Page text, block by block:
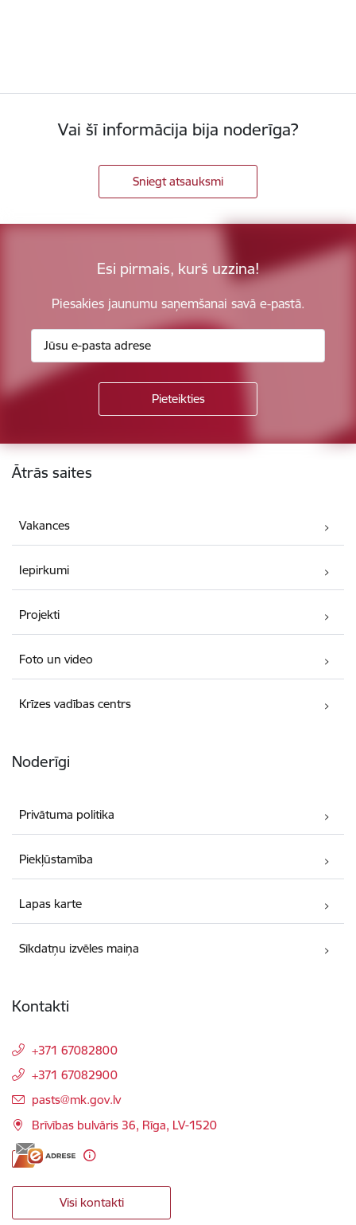
Vai šī informācija bija noderīga?
Sniegt atsauksmi
Esi pirmais, kurš uzzina!
Piesakies jaunumu saņemšanai savā e-pastā.
Kājene
Ātrās saites
Vakances
Iepirkumi
Projekti
Foto un video
Krīzes vadības centrs
Noderīgi
Privātuma politika
Piekļūstamība
Lapas karte
Sīkdatņu izvēles maiņa
Kontakti
+371 67082800
+371 67082900
E-pasts:
pasts@mk.gov.lv
Brīvības bulvāris 36, Rīga, LV-1520
Visi kontakti